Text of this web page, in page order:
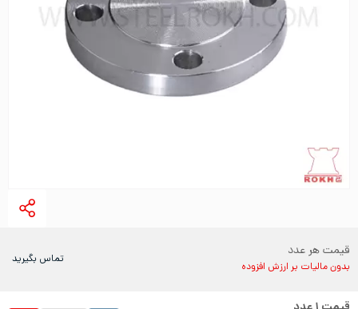
قیمت هر عدد
بدون مالیات بر ارزش افزوده
تماس بگیرید